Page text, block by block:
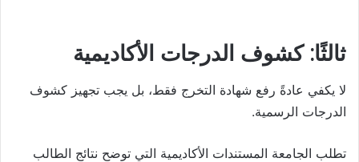
ثالثًا: كشوف الدرجات الأكاديمية
لا يكفي عادةً رفع شهادة التخرج فقط، بل يجب تجهيز كشوف
الدرجات الرسمية.
تطلب الجامعة المستندات الأكاديمية التي توضح نتائج الطالب